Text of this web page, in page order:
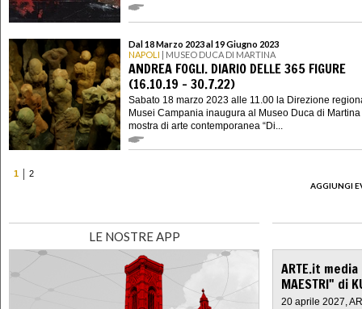
Dal 18 Marzo 2023 al 19 Giugno 2023
NAPOLI | MUSEO DUCA DI MARTINA
ANDREA FOGLI. DIARIO DELLE 365 FIGURE
(16.10.19 – 30.7.22)
Sabato 18 marzo 2023 alle 11.00 la Direzione
Musei Campania inaugura al Museo Duca di
mostra di arte contemporanea “Di...
1
2
AGGIUNGI
LE NOSTRE APP
ARTE.it
MAESTRI" di
20 aprile 2027,